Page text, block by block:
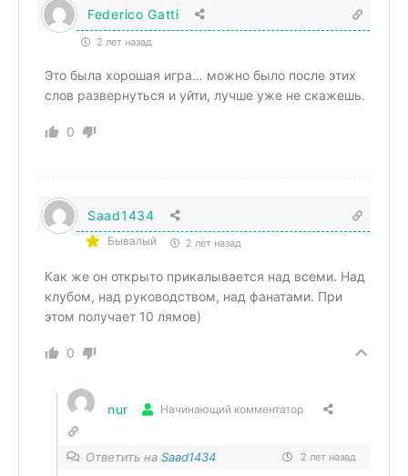
Federico Gatti
2 лет назад
Это была хорошая игра… можно было после этих
слов развернуться и уйти, лучше уже не скажешь.
0
Saad1434
Бывалый 2 лет назад
Как же он открыто прикалывается над всеми. Над
клубом, над руководством, над фанатами. При
этом получает 10 лямов)
0
nur Начинающий комментатор
Ответить на Saad1434 2 лет назад